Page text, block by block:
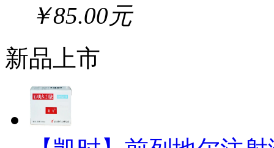
￥85.00元
新品上市